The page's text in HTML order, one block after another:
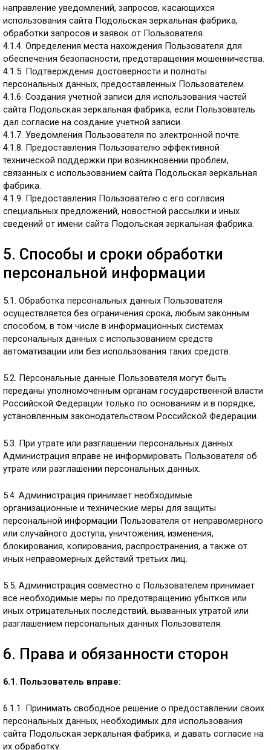
направление уведомлений, запросов, касающихся
использования сайта Подольская зеркальная фабрика,
обработки запросов и заявок от Пользователя.
4.1.4. Определения места нахождения Пользователя для
обеспечения безопасности, предотвращения мошенничества.
4.1.5. Подтверждения достоверности и полноты
персональных данных, предоставленных Пользователем.
4.1.6. Создания учетной записи для использования частей
сайта Подольская зеркальная фабрика, если Пользователь
дал согласие на создание учетной записи.
4.1.7. Уведомления Пользователя по электронной почте.
4.1.8. Предоставления Пользователю эффективной
технической поддержки при возникновении проблем,
связанных с использованием сайта Подольская зеркальная
фабрика.
4.1.9. Предоставления Пользователю с его согласия
специальных предложений, новостной рассылки и иных
сведений от имени сайта Подольская зеркальная фабрика.
5. Способы и сроки обработки
персональной информации
5.1. Обработка персональных данных Пользователя
осуществляется без ограничения срока, любым законным
способом, в том числе в информационных системах
персональных данных с использованием средств
автоматизации или без использования таких средств.
5.2. Персональные данные Пользователя могут быть
переданы уполномоченным органам государственной власти
Российской Федерации только по основаниям и в порядке,
установленным законодательством Российской Федерации.
5.3. При утрате или разглашении персональных данных
Администрация вправе не информировать Пользователя об
утрате или разглашении персональных данных.
5.4. Администрация принимает необходимые
организационные и технические меры для защиты
персональной информации Пользователя от неправомерного
или случайного доступа, уничтожения, изменения,
блокирования, копирования, распространения, а также от
иных неправомерных действий третьих лиц.
5.5. Администрация совместно с Пользователем принимает
все необходимые меры по предотвращению убытков или
иных отрицательных последствий, вызванных утратой или
разглашением персональных данных Пользователя.
6. Права и обязанности сторон
6.1. Пользователь вправе:
6.1.1. Принимать свободное решение о предоставлении своих
персональных данных, необходимых для использования
сайта Подольская зеркальная фабрика, и давать согласие на
их обработку.